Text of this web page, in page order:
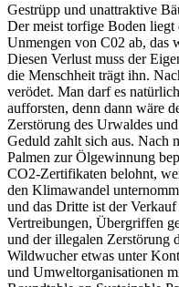
Gestrüpp und unattraktive
Der meist torfige Boden
Unmengen von C02 ab, das
Diesen Verlust muss der
die Menschheit trägt ihn.
verödet. Man darf es
aufforsten, denn dann wäre
Zerstörung des Urwaldes
Geduld zahlt sich aus. Nach
Palmen zur Ölgewinnung
CO2-Zertifikaten belohnt,
den Klimawandel
und das Dritte ist der
Vertreibungen, Übergriffen
und der illegalen Zerstörung
Wildwucher etwas unter
und Umweltorganisationen